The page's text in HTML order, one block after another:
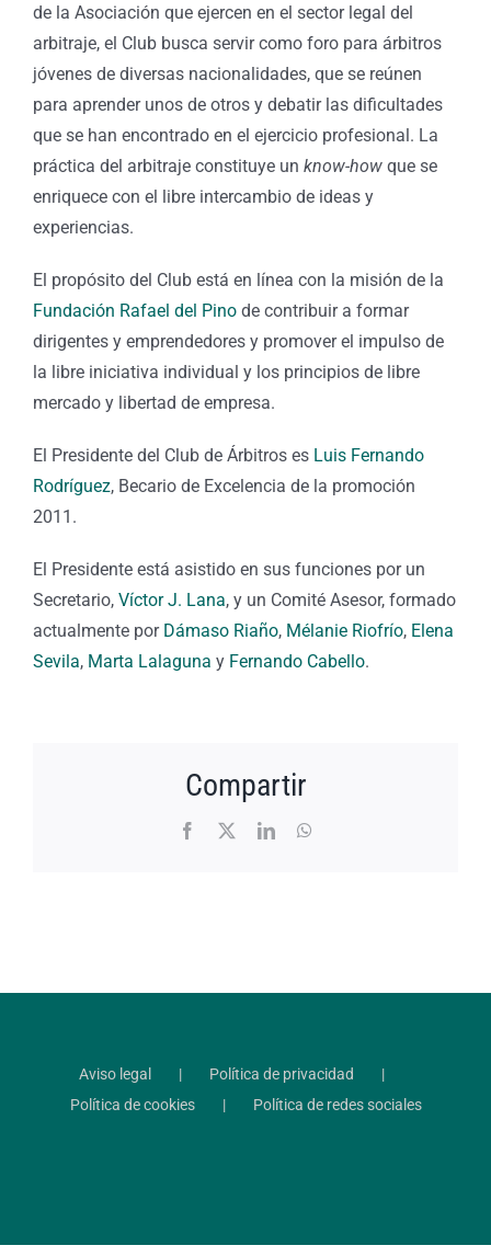
de la Asociación que ejercen en el sector legal del
arbitraje, el Club busca servir como foro para árbitros
jóvenes de diversas nacionalidades, que se reúnen
para aprender unos de otros y debatir las dificultades
que se han encontrado en el ejercicio profesional. La
práctica del arbitraje constituye un know-how que se
enriquece con el libre intercambio de ideas y
experiencias.
El propósito del Club está en línea con la misión de la
Fundación Rafael del Pino de contribuir a formar
dirigentes y emprendedores y promover el impulso de
la libre iniciativa individual y los principios de libre
mercado y libertad de empresa.
El Presidente del Club de Árbitros es Luis Fernando
Rodríguez, Becario de Excelencia de la promoción
2011.
El Presidente está asistido en sus funciones por un
Secretario, Víctor J. Lana, y un Comité Asesor, formado
actualmente por Dámaso Riaño, Mélanie Riofrío, Elena
Sevila, Marta Lalaguna y Fernando Cabello.
Compartir
Facebook LinkedIn
Aviso legal
Política de privacidad
Política de cookies
Política de redes sociales